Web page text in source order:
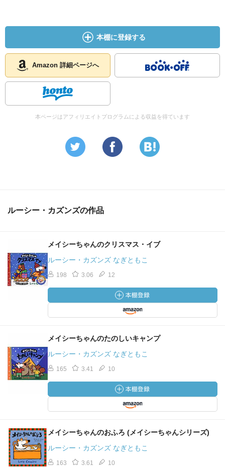
本棚に登録する
Amazon 詳細ページへ
本ページはアフィリエイトプログラムによる収益を得ています
ルーシー・カズンズの作品
メイシーちゃんのクリスマス・イブ
ルーシー・カズンズ なぎともこ
198 3.06 12
メイシーちゃんのたのしいキャンプ
ルーシー・カズンズ なぎともこ
165 3.41 10
メイシーちゃんのおふろ (メイシーちゃんシリーズ)
ルーシー・カズンズ なぎともこ
163 3.61 10